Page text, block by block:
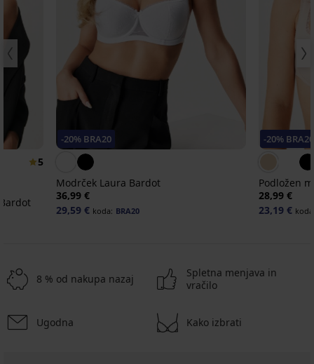
5
-20% BRA20
Modrček Laura Bardot
36,99 €
29,59 € koda: BRA20
-20% BRA20
Podložen
28,99 €
23,19 €
-20 % BRA20
-20 % BRA20
8 % od nakupa nazaj
Spletna menjava in
vračilo
Ugodna Kako izbrati